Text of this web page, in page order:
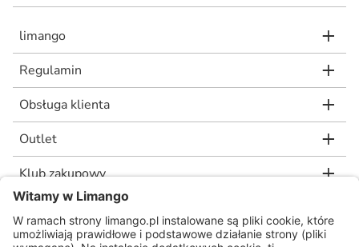
limango
Regulamin
Obsługa klienta
Outlet
Klub zakupowy